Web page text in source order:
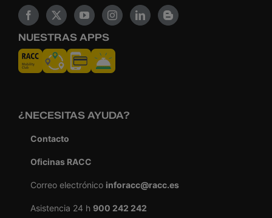
NUESTRAS APPS
¿NECESITAS AYUDA?
Contacto
Oficinas RACC
Correo electrónico inforacc@racc.es
Asistencia 24 h 900 242 242